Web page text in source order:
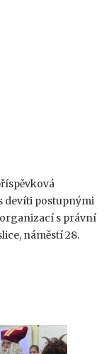
devíti postupnými
organizací s právní
náměstí 28.